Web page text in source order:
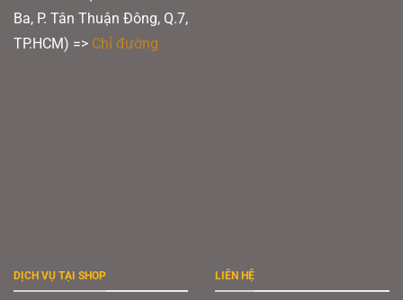
Ba, P. Tân Thuận Đông, Q.7,
TP.HCM) => Chỉ đường
DỊCH VỤ TẠI SHOP LIÊN HỆ